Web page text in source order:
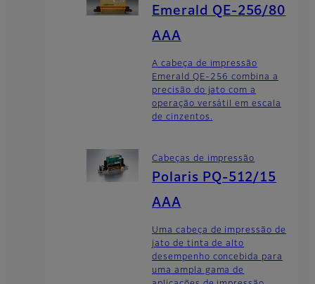
Emerald QE-256/80
AAA
A cabeça de impressão
Emerald QE-256 combina a
precisão do jato com a
operação versátil em escala
de cinzentos.
Cabeças de impressão
Polaris PQ-512/15
AAA
Uma cabeça de impressão de
jato de tinta de alto
desempenho concebida para
uma ampla gama de